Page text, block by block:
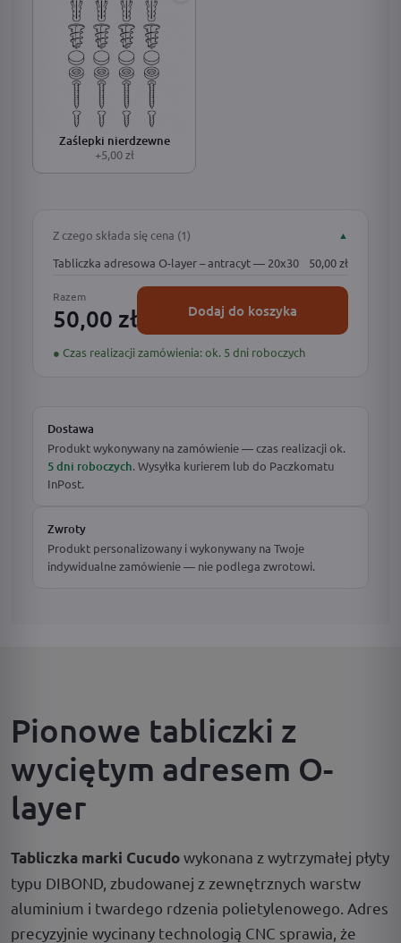
Zaślepki nierdzewne
+5,00 zł
Z czego składa się cena (1) ▲
Tabliczka adresowa O-layer – antracyt — 20x30 50,00 zł
Razem
50,00 zł Dodaj do koszyka
● Czas realizacji zamówienia: ok. 5 dni roboczych
Dostawa
Produkt wykonywany na zamówienie — czas realizacji ok.
5 dni roboczych. Wysyłka kurierem lub do Paczkomatu
InPost.
Zwroty
Produkt personalizowany i wykonywany na Twoje
indywidualne zamówienie — nie podlega zwrotowi.
Pionowe tabliczki z
wyciętym adresem O-
layer
Tabliczka marki Cucudowykonana z wytrzymałej płyty
typu DIBOND, zbudowanej z zewnętrznych warstw
aluminium i twardego rdzenia polietylenowego. Adres
precyzyjnie wycinany technologią CNC sprawia, że